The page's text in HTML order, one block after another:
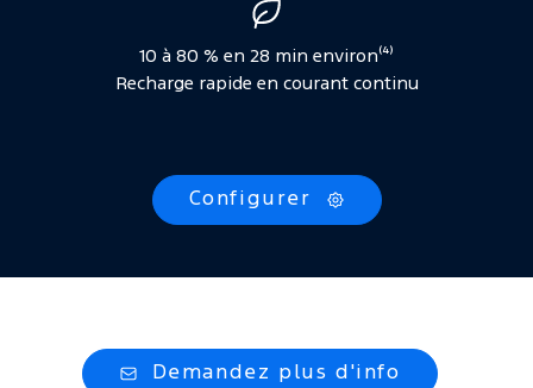
10 à 80 % en 28 min environ⁽⁴⁾
Recharge rapide en courant continu
Configurer
Demandez plus d'info